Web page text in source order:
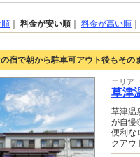
順 料金が安い順 料金が高い順
宿で朝から駐車可アウト後もその
エリア
草津
草津温
が自慢
便利な
クアウ